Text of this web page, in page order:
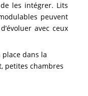
les intégrer. Lits
peuvent
avec ceux
dans la
, petites chambres